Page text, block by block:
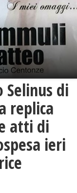
Selinus di
replica
atti di
ieri